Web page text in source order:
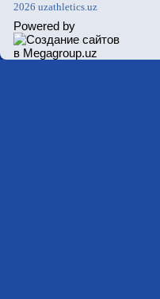
2026 uzathletics.uz
Powered by